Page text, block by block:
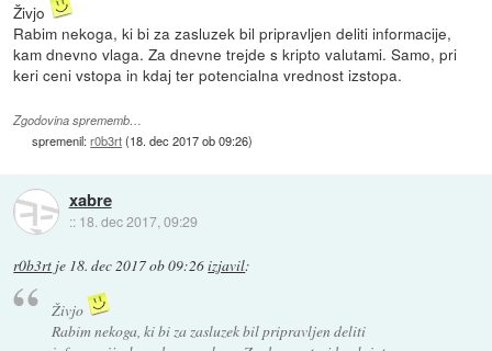
Živjo
Rabim nekoga, ki bi za zasluzek bil pripravljen deliti informacije,
kam dnevno vlaga. Za dnevne trejde s kripto valutami. Samo, pri
keri ceni vstopa in kdaj ter potencialna vrednost izstopa.
Zgodovina sprememb…
spremenil:r0b3rt(18. dec 2017 ob 09:26)
xabre
:: 18. dec 2017, 09:29
r0b3rt je 18. dec 2017 ob 09:26izjavil:
Živjo
Rabim nekoga, ki bi za zasluzek bil pripravljen deliti